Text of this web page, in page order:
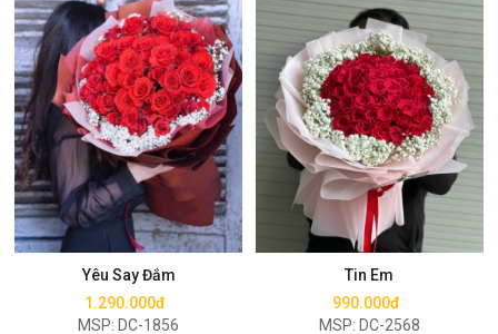
Yêu Say Đắm
1.290.000đ
MSP: DC-1856
Mua ngay
Tin Em
990.000đ
MSP: DC-2568
Mua ngay